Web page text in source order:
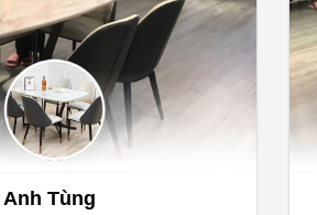
Anh Tùng